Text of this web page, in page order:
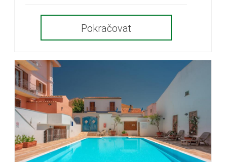
Pokračovat